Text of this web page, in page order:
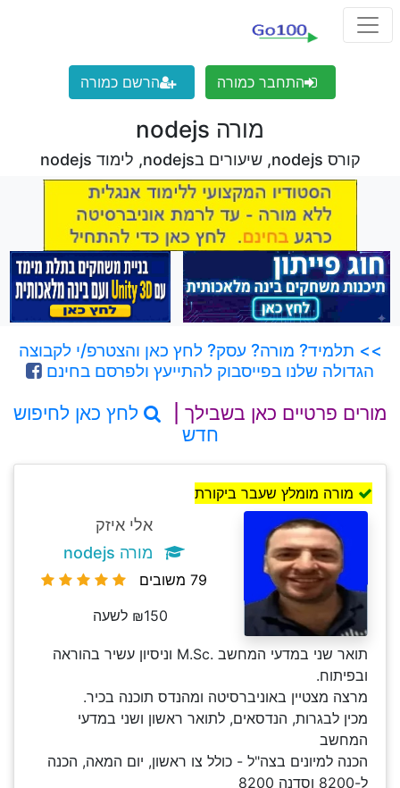
התחבר כמורה הרשם כמורה
מורה nodejs
קורס nodejs, שיעורים בnodejs, לימוד nodejs
>> תלמיד? מורה? עסק? לחץ כאן והצטרפ/י לקבוצה
הגדולה שלנו בפייסבוק להתייעץ ולפרסם בחינם
מורים פרטיים כאן בשבילך |
לחץ כאן לחיפוש
חדש
מורה מומלץ שעבר ביקורת
אלי איזק
מורה nodejs
79 משובים
₪150 לשעה
תואר שני במדעי המחשב .M.Sc וניסיון עשיר בהוראה
ובפיתוח.
מרצה מצטיין באוניברסיטה ומהנדס תוכנה בכיר.
מכין לבגרות, הנדסאים, לתואר ראשון ושני במדעי
המחשב
הכנה למיונים בצה"ל - כולל צו ראשון, יום המאה, הכנה
ל-8200 וסדנה 8200